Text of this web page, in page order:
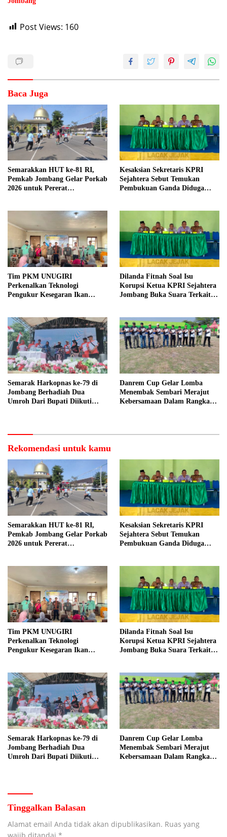
Post Views: 160
Baca Juga
Semarakkan HUT ke-81 RI,
Pemkab Jombang Gelar Porkab
2026 untuk Pererat
Kesaksian Sekretaris KPRI
Sejahtera Sebut Temukan
Pembukuan Ganda Diduga
Tim PKM UNUGIRI
Perkenalkan Teknologi
Pengukur Kesegaran Ikan
Dilanda Fitnah Soal Isu
Korupsi Ketua KPRI Sejahtera
Jombang Buka Suara Terkait
Semarak Harkopnas ke-79 di
Jombang Berhadiah Dua
Umroh Dari Bupati Diikuti
Danrem Cup Gelar Lomba
Menembak Sembari Merajut
Kebersamaan Dalam Rangka
Rekomendasi untuk kamu
Semarakkan HUT ke-81 RI,
Pemkab Jombang Gelar Porkab
2026 untuk Pererat
Kesaksian Sekretaris KPRI
Sejahtera Sebut Temukan
Pembukuan Ganda Diduga
Tim PKM UNUGIRI
Perkenalkan Teknologi
Pengukur Kesegaran Ikan
Dilanda Fitnah Soal Isu
Korupsi Ketua KPRI Sejahtera
Jombang Buka Suara Terkait
Semarak Harkopnas ke-79 di
Jombang Berhadiah Dua
Umroh Dari Bupati Diikuti
Danrem Cup Gelar Lomba
Menembak Sembari Merajut
Kebersamaan Dalam Rangka
Tinggalkan Balasan
Alamat email Anda tidak akan dipublikasikan. Ruas yang
wajib ditandai *